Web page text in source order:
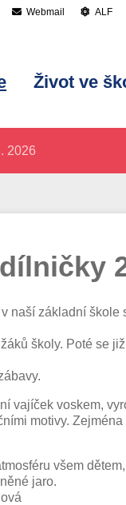
Webmail ALF
Život ve
2026
naší základní škole
školy. Poté se
vajíček voskem,
motivy.
všem
jaro.